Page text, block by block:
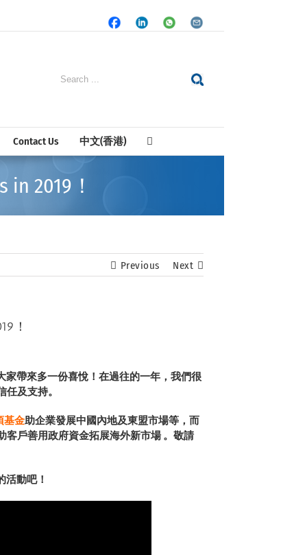
FacebookLinkedInWhatsapp
Email
Search
Contact Us 中文(香港)
in 2019！
Previous Next
！
家帶來多一份喜悅！在過往的一年，我們很
及支持。
基金助企業發展中國內地及東盟市場等，而
客戶善用政府資金拓展海外新市場。敬請
活動吧！